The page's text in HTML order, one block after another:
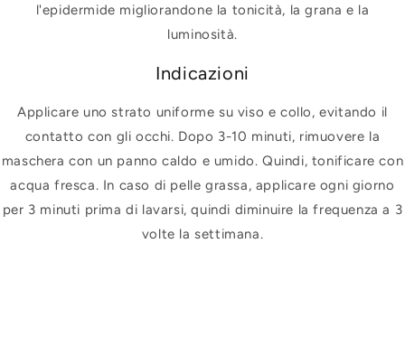
l'epidermide migliorandone la tonicità, la grana e la
luminosità.
Indicazioni
Applicare uno strato uniforme su viso e collo, evitando il
contatto con gli occhi. Dopo 3-10 minuti, rimuovere la
maschera con un panno caldo e umido. Quindi, tonificare con
acqua fresca. In caso di pelle grassa, applicare ogni giorno
per 3 minuti prima di lavarsi, quindi diminuire la frequenza a 3
volte la settimana.